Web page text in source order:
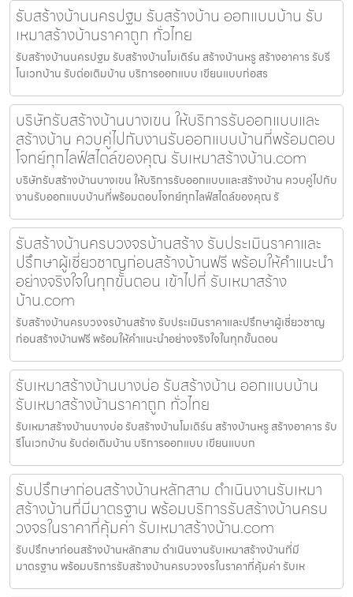
รับสร้างบ้านนครปฐม รับสร้างบ้าน ออกแบบบ้าน รับ
เหมาสร้างบ้านราคาถูก ทั่วไทย
รับสร้างบ้านนครปฐม รับสร้างบ้านโมเดิร์น สร้างบ้านหรู สร้างอาคาร รับรี
โนเวทบ้าน รับต่อเติมบ้าน บริการออกแบบ เขียนแบบก่อสร
บริษัทรับสร้างบ้านบางเขน ให้บริการรับออกแบบและ
สร้างบ้าน ควบคู่ไปกับงานรับออกแบบบ้านที่พร้อมตอบ
โจทย์ทุกไลฟ์สไตล์ของคุณ รับเหมาสร้างบ้าน.com
บริษัทรับสร้างบ้านบางเขน ให้บริการรับออกแบบและสร้างบ้าน ควบคู่ไปกับ
งานรับออกแบบบ้านที่พร้อมตอบโจทย์ทุกไลฟ์สไตล์ของคุณ รั
รับสร้างบ้านครบวงจรบ้านสร้าง รับประเมินราคาและ
ปรึกษาผู้เชี่ยวชาญก่อนสร้างบ้านฟรี พร้อมให้คำแนะนำ
อย่างจริงใจในทุกขั้นตอน เข้าไปที่ รับเหมาสร้าง
บ้าน.com
รับสร้างบ้านครบวงจรบ้านสร้าง รับประเมินราคาและปรึกษาผู้เชี่ยวชาญ
ก่อนสร้างบ้านฟรี พร้อมให้คำแนะนำอย่างจริงใจในทุกขั้นตอน
รับเหมาสร้างบ้านบางบ่อ รับสร้างบ้าน ออกแบบบ้าน
รับเหมาสร้างบ้านราคาถูก ทั่วไทย
รับเหมาสร้างบ้านบางบ่อ รับสร้างบ้านโมเดิร์น สร้างบ้านหรู สร้างอาคาร รับ
รีโนเวทบ้าน รับต่อเติมบ้าน บริการออกแบบ เขียนแบบก
รับปรึกษาก่อนสร้างบ้านหลักสาม ดำเนินงานรับเหมา
สร้างบ้านที่มีมาตรฐาน พร้อมบริการรับสร้างบ้านครบ
วงจรในราคาที่คุ้มค่า รับเหมาสร้างบ้าน.com
รับปรึกษาก่อนสร้างบ้านหลักสาม ดำเนินงานรับเหมาสร้างบ้านที่มี
มาตรฐาน พร้อมบริการรับสร้างบ้านครบวงจรในราคาที่คุ้มค่า รับเห